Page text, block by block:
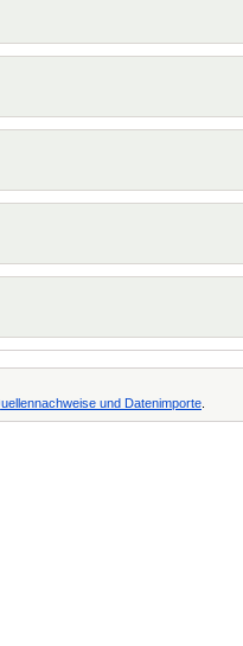
und Datenimporte